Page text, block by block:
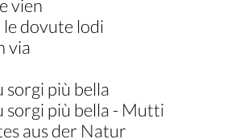
vien
le dovute lodi
via
sorgi più bella
sorgi più bella - Mutti
aus der Natur